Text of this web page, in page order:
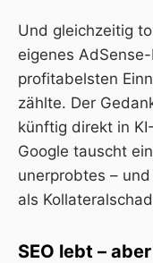
Und gleichzeitig
eigenes
profitabelsten
zählte. Der
künftig direkt in
Google tauscht
unerprobtes –
als
SEO lebt –